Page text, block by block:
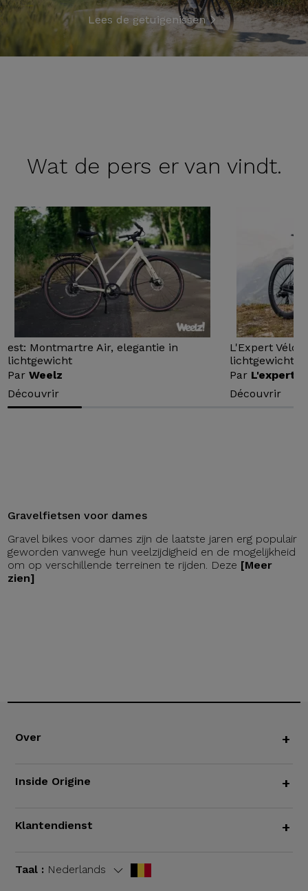
Lees de getuigenissen
Wat de pers er van vindt.
est: Montmartre Air, elegantie in
lichtgewicht
ParWeelz
Découvrir
L'Expert Vélo
lichtgewicht...
Par L'expert
Découvrir
Gravelfietsen voor dames
Gravel bikes voor dames zijn de laatste jaren erg populair
geworden vanwege hun veelzijdigheid en de mogelijkheid
om op verschillende terreinen te rijden. Deze [Meer
zien]
Over +
Inside Origine +
Klantendienst +
Taal : Nederlands